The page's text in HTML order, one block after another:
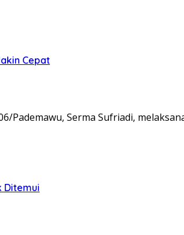
Cepat
Pademawu, Serma Sufriadi,
Ditemui